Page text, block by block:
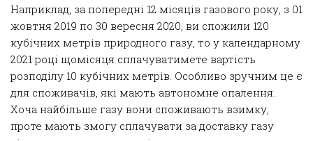
Наприклад, за попередні 12 місяців газового року, з 01
жовтня 2019 по 30 вересня 2020, ви спожили 120
кубічних метрів природного газу, то у календарному
2021 році щомісяця сплачуватимете вартість
розподілу 10 кубічних метрів. Особливо зручним це є
для споживачів, які мають автономне опалення.
Хоча найбільше газу вони споживають взимку,
проте мають змогу сплачувати за доставку газу